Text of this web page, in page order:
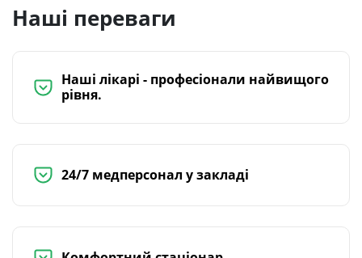
Наші переваги
Наші лікарі - професіонали найвищого
рівня.
24/7 медперсонал у закладі